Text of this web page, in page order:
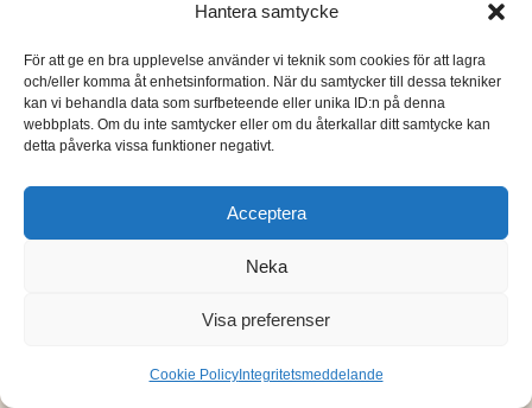
Hantera samtycke
För att ge en bra upplevelse använder vi teknik som cookies för att lagra
och/eller komma åt enhetsinformation. När du samtycker till dessa tekniker
kan vi behandla data som surfbeteende eller unika ID:n på denna
webbplats. Om du inte samtycker eller om du återkallar ditt samtycke kan
detta påverka vissa funktioner negativt.
Acceptera
Neka
Visa preferenser
Cookie PolicyIntegritetsmeddelande
Vårt verksamhetsutrymme HÖRNAN ligger i Sibbo.
Torpvägen 9 B 13,
01150 Söderkulla
Beställnings- och leveransvillkor
Sekretesspolicy